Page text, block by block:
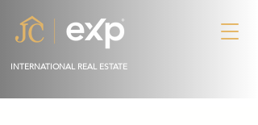
INTERNATIONAL REAL ESTATE